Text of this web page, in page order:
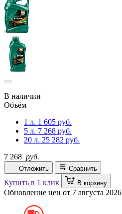
В наличии
Объём
1 л. 1 605 руб.
5 л. 7 268 руб.
20 л. 25 282 руб.
7 268 руб.
Отложить Сравнить
Купить в 1 клик В корзину
Обновление цен от 7 августа 2026